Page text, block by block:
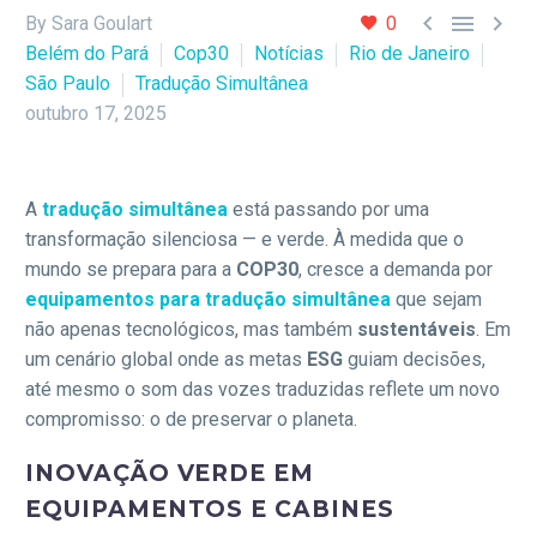
0   
By Sara Goulart
Belém do Pará
Cop30 Notícias
Rio de Janeiro
São Paulo
Tradução Simultânea
outubro 17, 2025
A tradução simultânea está passando por uma
transformação silenciosa — e verde. À medida que o
mundo se prepara para a COP30, cresce a demanda por
equipamentos para tradução simultânea que sejam
não apenas tecnológicos, mas também sustentáveis. Em
um cenário global onde as metas ESG guiam decisões,
até mesmo o som das vozes traduzidas reflete um novo
compromisso: o de preservar o planeta.
INOVAÇÃO VERDE EM
EQUIPAMENTOS E CABINES